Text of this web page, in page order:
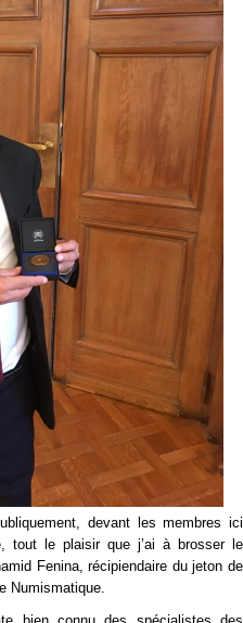
devant les membres ici
tout le plaisir que j’ai à brosser le
Fenina, récipiendaire du jeton de
Numismatique.